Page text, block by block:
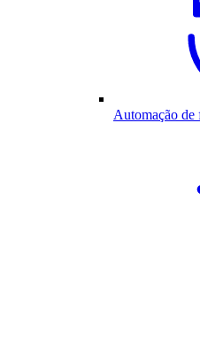
Automação de